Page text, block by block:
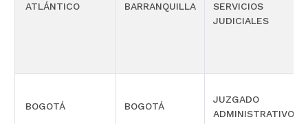
ATLÁNTICO BARRANQUILLA
SERVICIOS
JUDICIALES
BOGOTÁ BOGOTÁ
JUZGADO
ADMINISTRATIVO